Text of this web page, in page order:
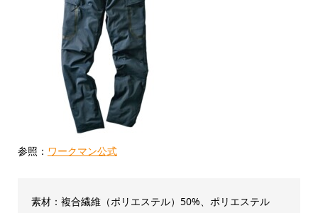
参照： ワークマン公式
素材：複合繊維（ポリエステル）50%、ポリエステル